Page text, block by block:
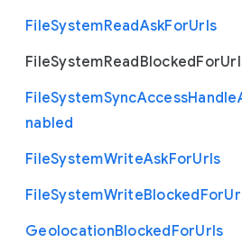
FileSystemReadAskForUrls
FileSystemReadBlockedFor
FileSystemSyncAccessHandle
nabled
FileSystemWriteAskForUrls
FileSystemWriteBlockedFor
GeolocationBlockedForUrls